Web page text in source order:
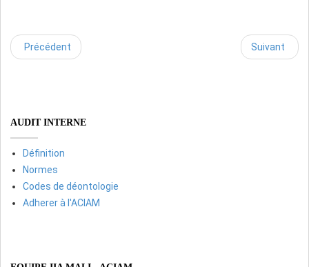
Précédent Suivant
AUDIT INTERNE
Définition
Normes
Codes de déontologie
Adherer à l'ACIAM